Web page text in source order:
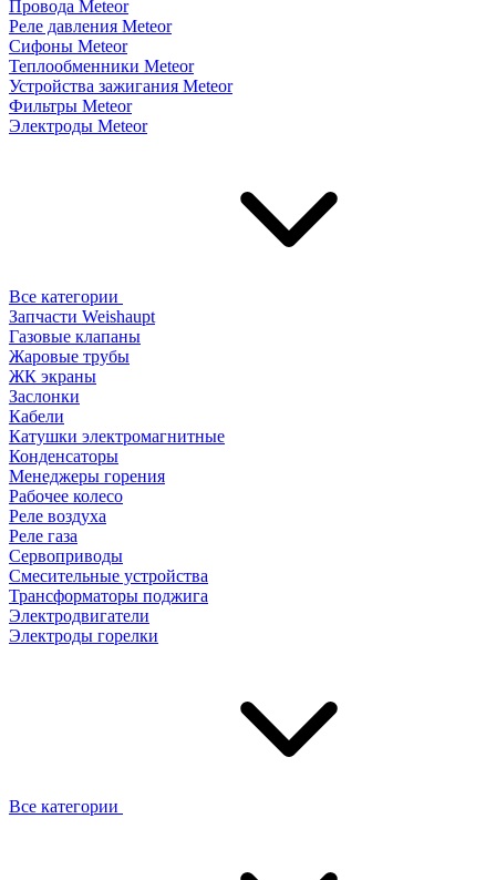
Провода Meteor
Реле давления Meteor
Сифоны Meteor
Теплообменники Meteor
Устройства зажигания Meteor
Фильтры Meteor
Электроды Meteor
Все категории
Запчасти Weishaupt
Газовые клапаны
Жаровые трубы
ЖК экраны
Заслонки
Кабели
Катушки электромагнитные
Конденсаторы
Менеджеры горения
Рабочее колесо
Реле воздухa
Реле газа
Сервоприводы
Смесительные устройства
Трансформаторы поджига
Электродвигатели
Электроды горелки
Все категории